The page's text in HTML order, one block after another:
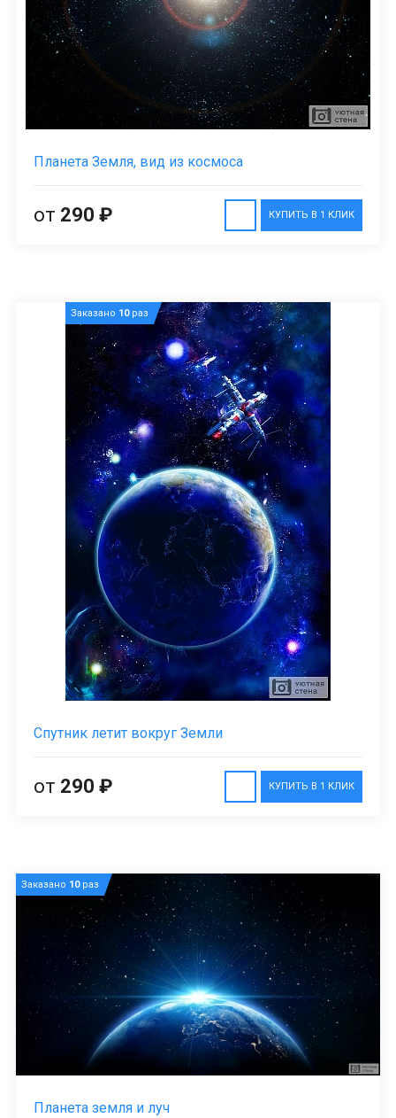
Планета Земля, вид из космоса
КУПИТЬ В 1 КЛИК
от 290 ₽
Заказано 10раз
Спутник летит вокруг Земли
КУПИТЬ В 1 КЛИК
от 290 ₽
Заказано 10раз
Планета земля и луч